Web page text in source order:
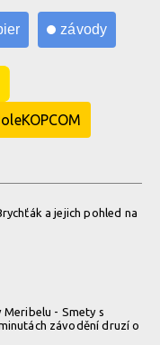
závody
a jejich pohled na
- Smety s
závodění druzí o